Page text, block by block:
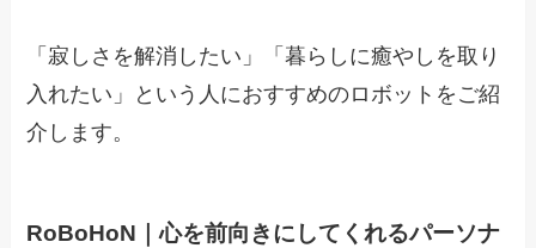
「寂しさを解消したい」「暮らしに癒やしを取り
入れたい」という人におすすめのロボットをご紹
介します。
RoBoHoN｜心を前向きにしてくれるパーソナ